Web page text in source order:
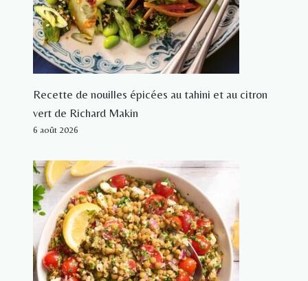
Recette de nouilles épicées au tahini et au citron
vert de Richard Makin
6 août 2026